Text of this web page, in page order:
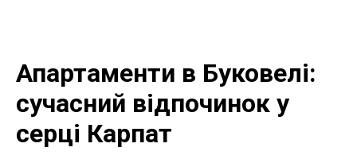
Апартаменти в Буковелі:
сучасний відпочинок у
серці Карпат